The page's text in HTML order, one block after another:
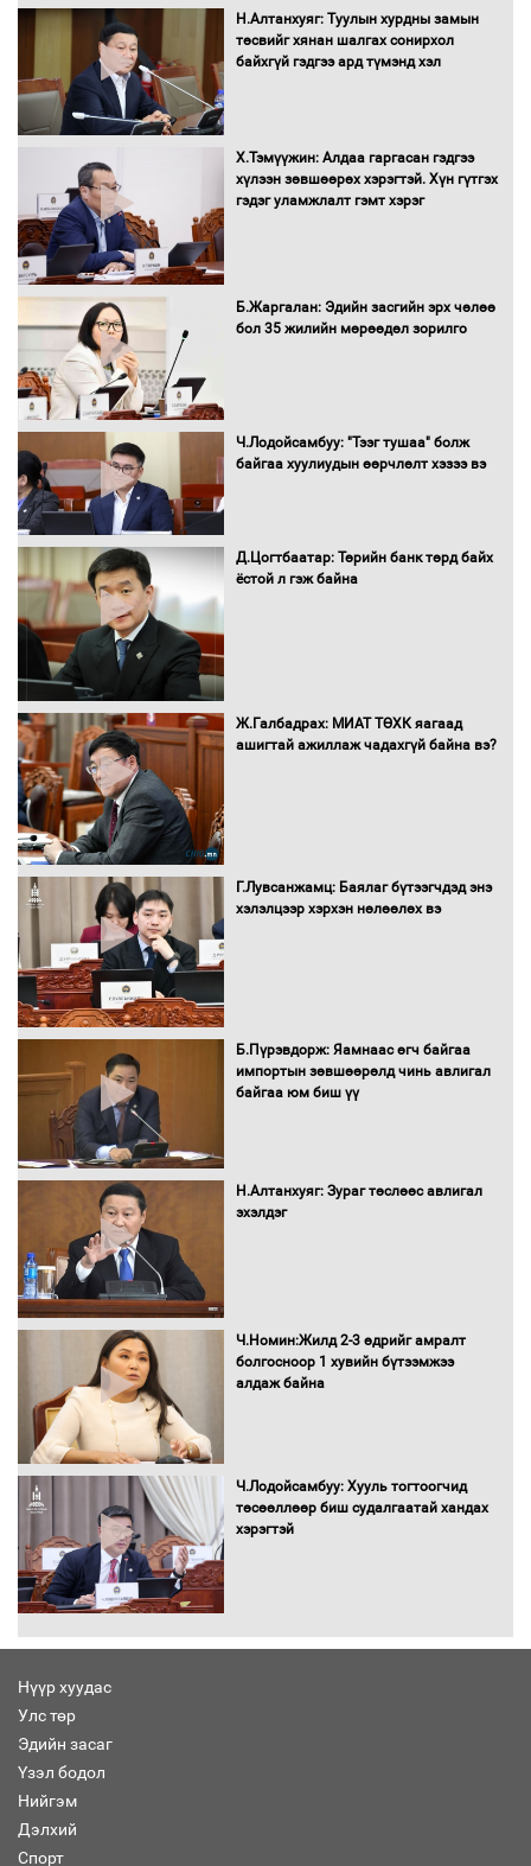
чөдөр болж буй хууль, эрхзүйн орчныг
шинэчилнэ
чиглэлийн төмөр замыг ашиглалтад
оруулахаар бэлтгэж байна
асаалаа
салбарын бодлого, хууль тогтоомжид
тусган бодит шийдэлд хүргэхийн
Засгийн газраас хөнгөлөлттэй зээлээр
хэлэлцүүлэг боллоо
"ДЦС-3” ТӨХК-ийн нэн шаардлагатай
“Турбингенератор-5”-ын шинэчлэлийн
төсвийг шийдвэрлэхээр болов
оролцлоо
ААН-ийн нуугтмал хөрөнгийг
битүүмжлэнэ
буй асуудлуудыг Засгийн газрын
хуралдаанд танилцуулж,
шийдвэрлүүлнэ
оролцож байгаа баг тамирчдад
амжилт хүслээ
албан татварыг тэглэлээ
Н.Алтанхуяг: Туулын хурдны замын
төсвийг хянан шалгах сонирхол
байхгүй гэдгээ ард түмэнд хэл
Х.Тэмүүжин: Алдаа гаргасан гэдгээ
хүлээн зөвшөөрөх хэрэгтэй. Хүн гүтгэх
гэдэг уламжлалт гэмт хэрэг
Б.Жаргалан: Эдийн засгийн эрх чөлөө
бол 35 жилийн мөрөөдөл зорилго
Ч.Лодойсамбуу: "Тээг тушаа" болж
байгаа хуулиудын өөрчлөлт хэзээ вэ
Д.Цогтбаатар: Төрийн банк төрд байх
ёстой л гэж байна
Ж.Галбадрах: МИАТ ТӨХК яагаад
ашигтай ажиллаж чадахгүй байна вэ?
Г.Лувсанжамц: Баялаг бүтээгчдэд энэ
хэлэлцээр хэрхэн нөлөөлөх вэ
Б.Пүрэвдорж: Яамнаас өгч байгаа
импортын зөвшөөрөлд чинь авлигал
байгаа юм биш үү
Н.Алтанхуяг: Зураг төслөөс авлигал
эхэлдэг
Ч.Номин:Жилд 2-3 өдрийг амралт
болгосноор 1 хувийн бүтээмжээ
алдаж байна
Ч.Лодойсамбуу: Хууль тогтоогчид
төсөөллөөр биш судалгаатай хандах
хэрэгтэй
Нүүр хуудас
Улс төр
Эдийн засаг
Үзэл бодол
Нийгэм
Дэлхий
Спорт